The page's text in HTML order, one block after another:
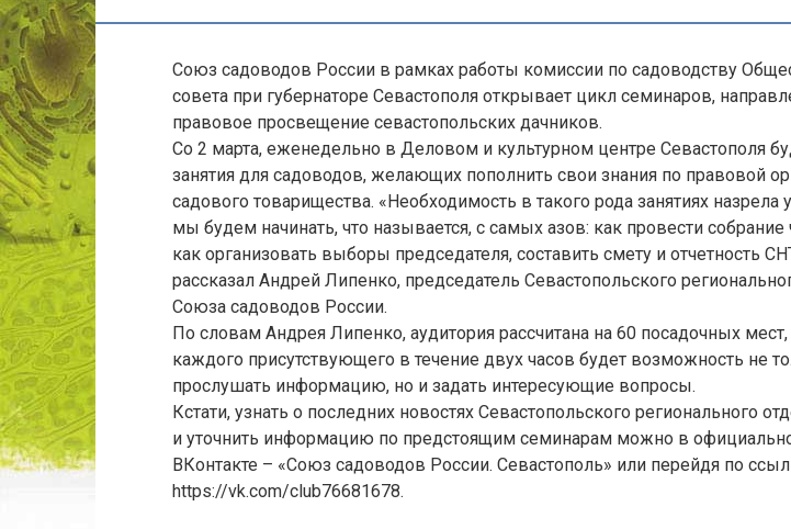
Союз садоводов России в рамках работы комиссии по садоводству
совета при губернаторе Севастополя открывает цикл семинаров,
правовое просвещение севастопольских дачников.
Со 2 марта, еженедельно в Деловом и культурном центре Севастополя
занятия для садоводов, желающих пополнить свои знания по правовой
садового товарищества. «Необходимость в такого рода занятиях
мы будем начинать, что называется, с самых азов: как провести
как организовать выборы председателя, составить смету и отчетность
рассказал Андрей Липенко, председатель Севастопольского
Союза садоводов России.
По словам Андрея Липенко, аудитория рассчитана на 60 посадочных мест,
каждого присутствующего в течение двух часов будет возможность не
прослушать информацию, но и задать интересующие вопросы.
Кстати, узнать о последних новостях Севастопольского регионального
и уточнить информацию по предстоящим семинарам можно в
ВКонтакте – «Союз садоводов России. Севастополь» или перейдя по
https://vk.com/club76681678.